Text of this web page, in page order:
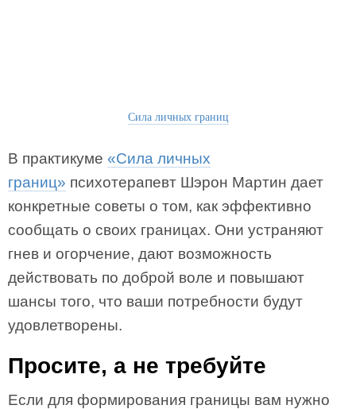
Сила личных границ
В практикуме «Сила личных
границ» психотерапевт Шэрон Мартин дает
конкретные советы о том, как эффективно
сообщать о своих границах. Они устраняют
гнев и огорчение, дают возможность
действовать по доброй воле и повышают
шансы того, что ваши потребности будут
удовлетворены.
Просите, а не требуйте
Если для формирования границы вам нужно